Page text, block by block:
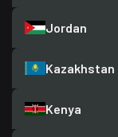
Jordan
Kazakhstan
Kenya